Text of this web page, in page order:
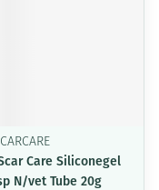
Care Siliconegel
N/vet Tube 20g